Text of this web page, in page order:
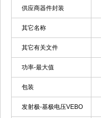
供应商器件封装
其它名称
其它有关文件
功率-最大值
包装
发射极-基极电压VEBO